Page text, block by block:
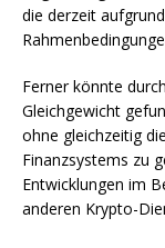
die derzeit
Ferner könnte
Gleichgewicht
ohne gleichzeitig
Finanzsystems zu
Entwicklungen im
anderen Krypto-